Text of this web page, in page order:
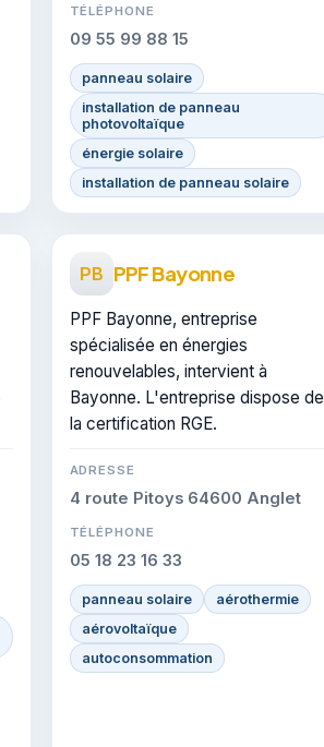
TÉLÉPHONE
09 55 99 88 15
panneau solaire
installation de panneau
photovoltaïque
énergie solaire
installation de panneau solaire
PB PPF Bayonne
PPF Bayonne, entreprise
spécialisée en énergies
renouvelables, intervient à
Bayonne. L'entreprise dispose de
la certification RGE.
ADRESSE
4 route Pitoys 64600 Anglet
TÉLÉPHONE
05 18 23 16 33
panneau solaire
aérothermie
aérovoltaïque
autoconsommation